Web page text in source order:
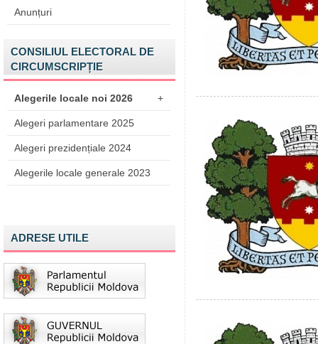
Anunțuri
CONSILIUL ELECTORAL DE
CIRCUMSCRIPȚIE
Alegerile locale noi 2026 +
Alegeri parlamentare 2025
Alegeri prezidențiale 2024
Alegerile locale generale 2023
ADRESE UTILE